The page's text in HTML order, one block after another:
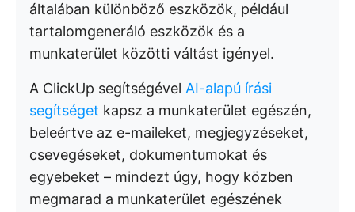
általában különböző eszközök, például
tartalomgeneráló eszközök és a
munkaterület közötti váltást igényel.
A ClickUp segítségével AI-alapú írási
segítséget kapsz a munkaterület egészén,
beleértve az e-maileket, megjegyzéseket,
csevegéseket, dokumentumokat és
egyebeket – mindezt úgy, hogy közben
megmarad a munkaterület egészének